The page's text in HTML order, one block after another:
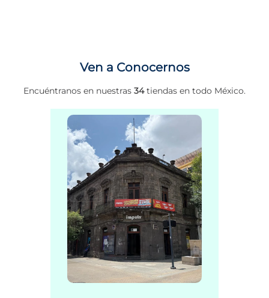
Ven a Conocernos
Encuéntranos en nuestras 34tiendas en todo México.